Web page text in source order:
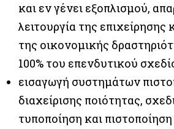
και εν γένει εξοπλισμού,
λειτουργία της επιχείρησης
της οικονομικής
100% του επενδυτικού
εισαγωγή συστημάτων
διαχείρισης ποιότητας,
τυποποίηση και